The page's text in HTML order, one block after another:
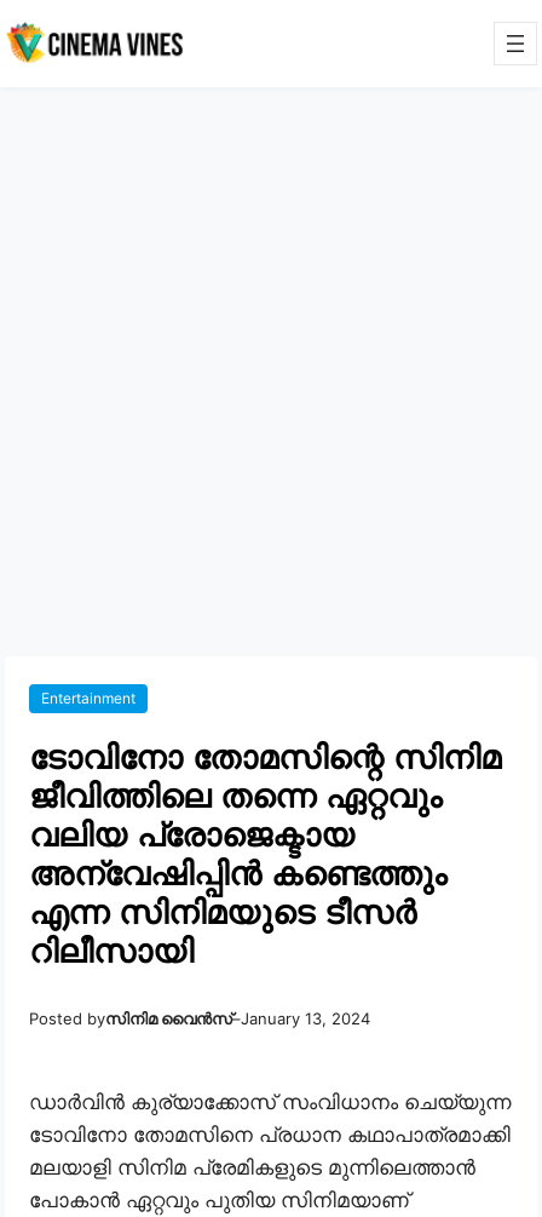
Entertainment
ടോവിനോ തോമസിന്റെ സിനിമ
ജീവിത്തിലെ തന്നെ ഏറ്റവും
വലിയ പ്രോജെക്ടായ
അന്വേഷിപ്പിൻ കണ്ടെത്തും
എന്ന സിനിമയുടെ ടീസർ
റിലീസായി
Posted byസിനിമ വൈൻസ്–January 13, 2024
ഡാർവിൻ കുര്യാക്കോസ് സംവിധാനം ചെയ്യുന്ന
ടോവിനോ തോമസിനെ പ്രധാന കഥാപാത്രമാക്കി
മലയാളി സിനിമ പ്രേമികളുടെ മുന്നിലെത്താൻ
പോകാൻ ഏറ്റവും പുതിയ സിനിമയാണ്